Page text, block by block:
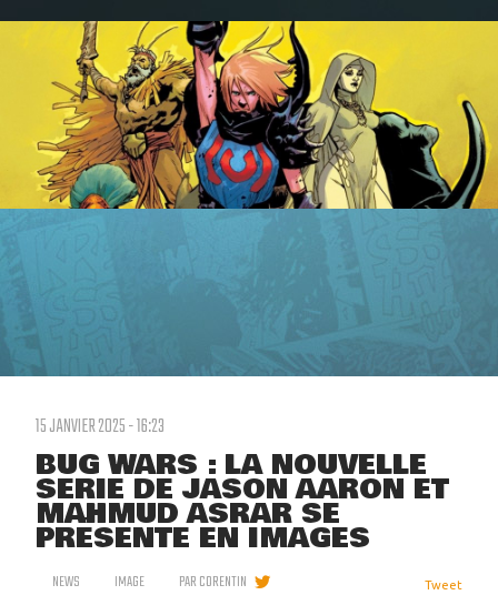
15 JANVIER 2025 - 16:23
BUG WARS : LA NOUVELLE
SÉRIE DE JASON AARON ET
MAHMUD ASRAR SE
PRÉSENTE EN IMAGES
NEWS IMAGE PARCORENTIN Tweet